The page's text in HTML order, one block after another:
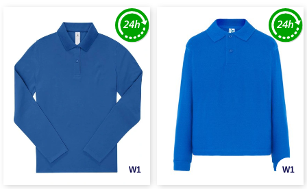
W1 W1